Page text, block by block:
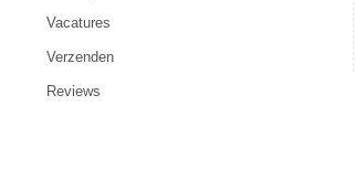
Vacatures
Verzenden
Reviews